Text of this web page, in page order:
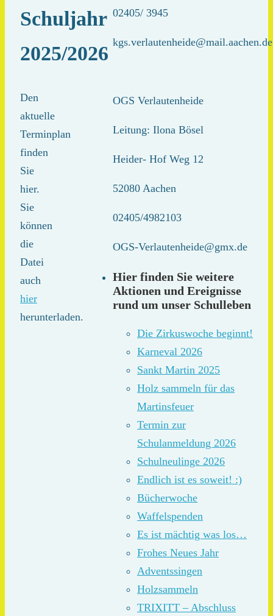
Schuljahr
2025/2026
Den
aktuelle
Terminplan
finden
Sie
hier.
Sie
können
die
Datei
auch
hier
herunterladen.
02405/ 3945
kgs.verlautenheide@mail.aachen.de
OGS Verlautenheide
Leitung: Ilona Bösel
Heider- Hof Weg 12
52080 Aachen
02405/4982103
OGS-Verlautenheide@gmx.de
Hier finden Sie weitere
Aktionen und Ereignisse
rund um unser Schulleben
Die Zirkuswoche beginnt!
Karneval 2026
Sankt Martin 2025
Holz sammeln für das
Martinsfeuer
Termin zur
Schulanmeldung 2026
Schulneulinge 2026
Endlich ist es soweit! :)
Bücherwoche
Waffelspenden
Es ist mächtig was los…
Frohes Neues Jahr
Adventssingen
Holzsammeln
TRIXITT – Abschluss